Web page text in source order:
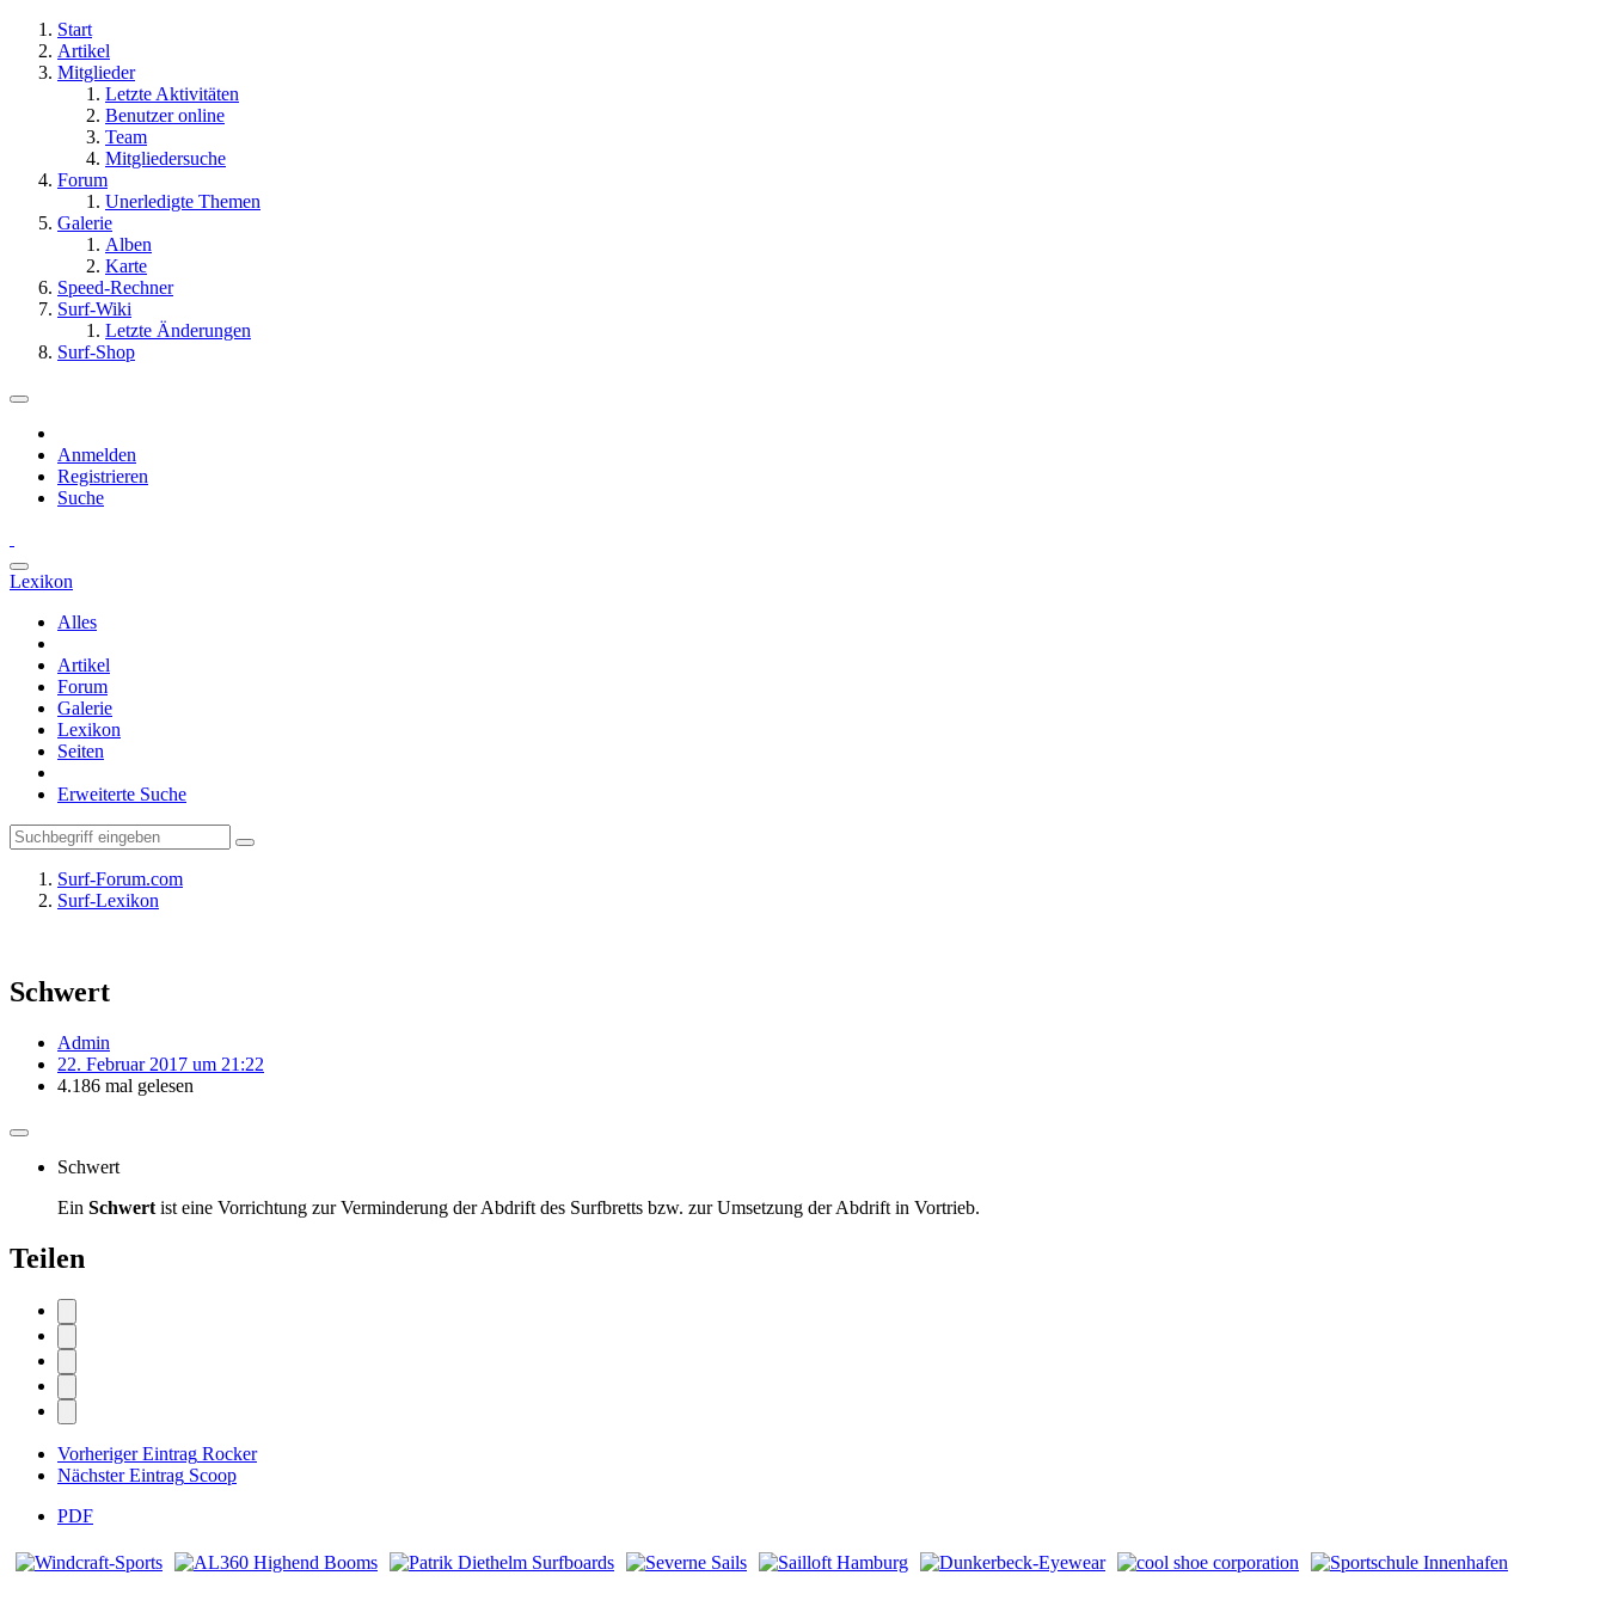
Start
Artikel
Mitglieder
Letzte Aktivitäten
Benutzer online
Team
Mitgliedersuche
Forum
Unerledigte Themen
Galerie
Alben
Karte
Speed-Rechner
Surf-Wiki
Letzte Änderungen
Surf-Shop
Anmelden
Registrieren
Suche
Lexikon
Alles
Artikel
Forum
Galerie
Lexikon
Seiten
Erweiterte Suche
Surf-Forum.com
Surf-Lexikon
Schwert
Admin
22. Februar 2017 um 21:22
4.186 mal gelesen
Schwert
Ein Schwert ist eine Vorrichtung zur Verminderung der Abdrift des Surfbretts bzw. zur Umsetzung der Abdrift in Vortrieb.
Teilen
Vorheriger Eintrag Rocker
Nächster Eintrag Scoop
PDF